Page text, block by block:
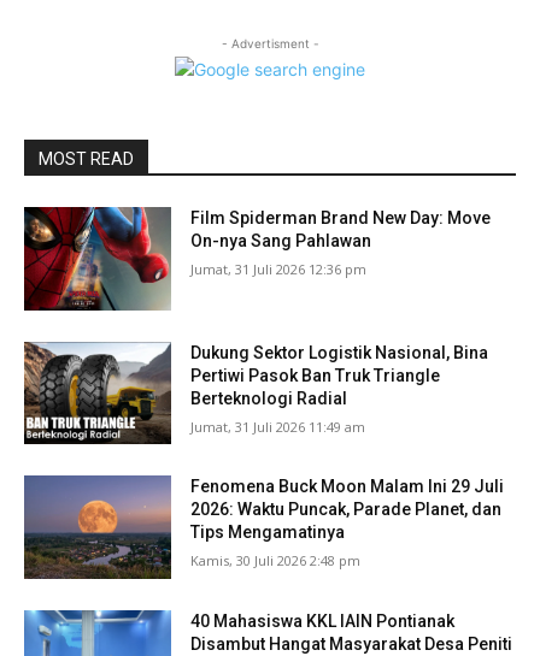
- Advertisment -
MOST READ
Film Spiderman Brand New Day: Move
On-nya Sang Pahlawan
Jumat, 31 Juli 2026 12:36 pm
Dukung Sektor Logistik Nasional, Bina
Pertiwi Pasok Ban Truk Triangle
Berteknologi Radial
Jumat, 31 Juli 2026 11:49 am
Fenomena Buck Moon Malam Ini 29 Juli
2026: Waktu Puncak, Parade Planet, dan
Tips Mengamatinya
Kamis, 30 Juli 2026 2:48 pm
40 Mahasiswa KKL IAIN Pontianak
Disambut Hangat Masyarakat Desa Peniti